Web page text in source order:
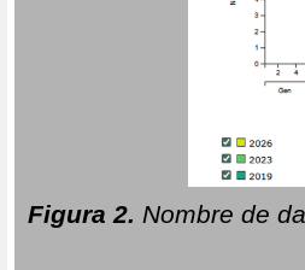
Figura 2. Nombre de